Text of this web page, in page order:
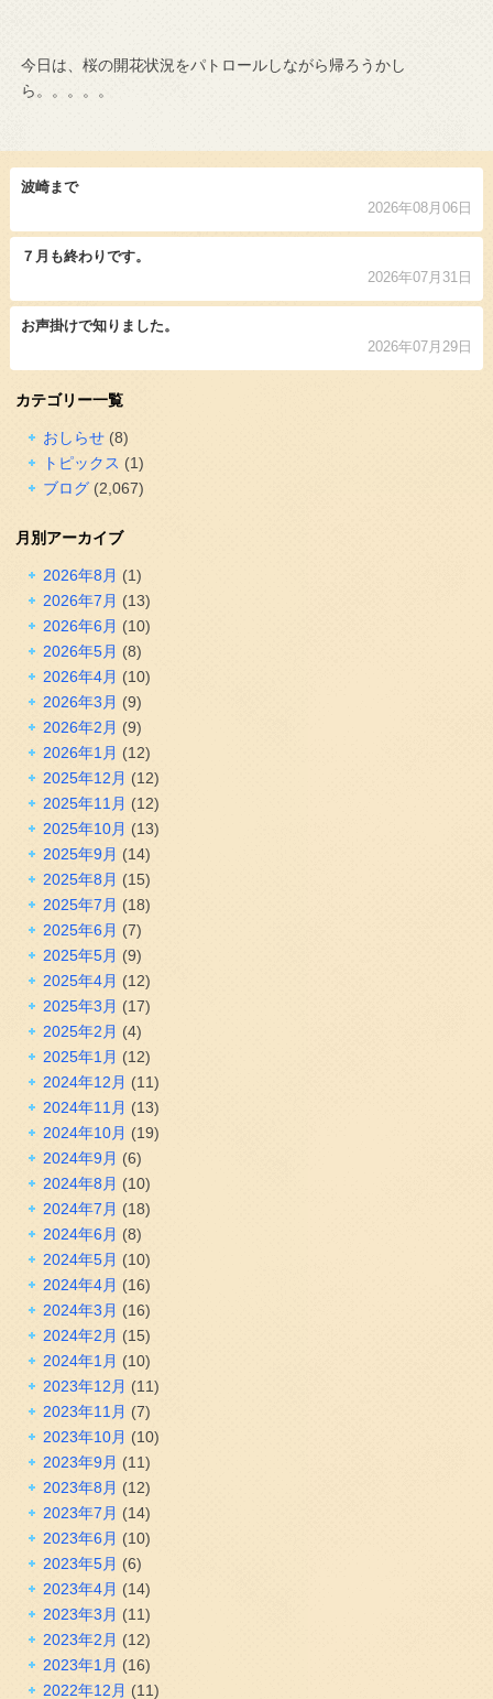
今日は、桜の開花状況をパトロールしながら帰ろうかし
ら。。。。。
波崎まで
2026年08月06日
７月も終わりです。
2026年07月31日
お声掛けで知りました。
2026年07月29日
カテゴリー一覧
おしらせ(8)
トピックス (1)
ブログ(2,067)
月別アーカイブ
2026年8月 (1)
2026年7月 (13)
2026年6月 (10)
2026年5月 (8)
2026年4月 (10)
2026年3月 (9)
2026年2月 (9)
2026年1月 (12)
2025年12月 (12)
2025年11月 (12)
2025年10月 (13)
2025年9月 (14)
2025年8月 (15)
2025年7月 (18)
2025年6月 (7)
2025年5月 (9)
2025年4月 (12)
2025年3月 (17)
2025年2月 (4)
2025年1月 (12)
2024年12月 (11)
2024年11月 (13)
2024年10月 (19)
2024年9月 (6)
2024年8月 (10)
2024年7月 (18)
2024年6月 (8)
2024年5月 (10)
2024年4月 (16)
2024年3月 (16)
2024年2月 (15)
2024年1月 (10)
2023年12月 (11)
2023年11月 (7)
2023年10月 (10)
2023年9月 (11)
2023年8月 (12)
2023年7月 (14)
2023年6月 (10)
2023年5月 (6)
2023年4月 (14)
2023年3月 (11)
2023年2月 (12)
2023年1月 (16)
2022年12月 (11)